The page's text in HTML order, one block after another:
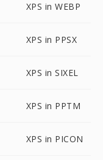
XPS in WEBP
XPS in PPSX
XPS in SIXEL
XPS in PPTM
XPS in PICON